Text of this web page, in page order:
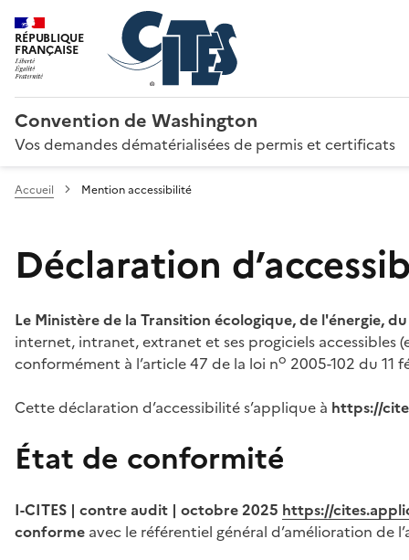
RÉPUBLIQUE
FRANÇAISE
Convention de Washington
Vos demandes dématérialisées de permis et certificats
Accueil Mention accessibilité
Déclaration
Le Ministère de la Transition écologique, de l'énergie,
internet, intranet, extranet et ses progiciels
conformément à l’article 47 de la loi no 2005-102 du 11
Cette déclaration d’accessibilité s’applique à https://
État de conformité
I-CITES | contre audit | octobre 2025 https://
conforme avec le référentiel général d’amélioration de